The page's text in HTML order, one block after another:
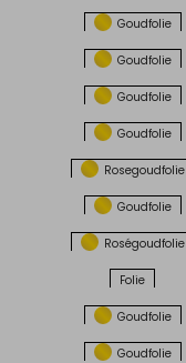
Goudfolie
Goudfolie
Goudfolie
Goudfolie
Rosegoudfolie
Goudfolie
Roségoudfolie
Folie
Goudfolie
Goudfolie